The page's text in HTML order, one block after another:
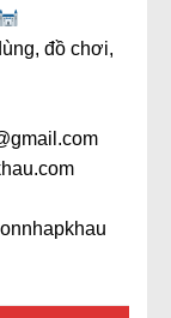
đồ chơi,